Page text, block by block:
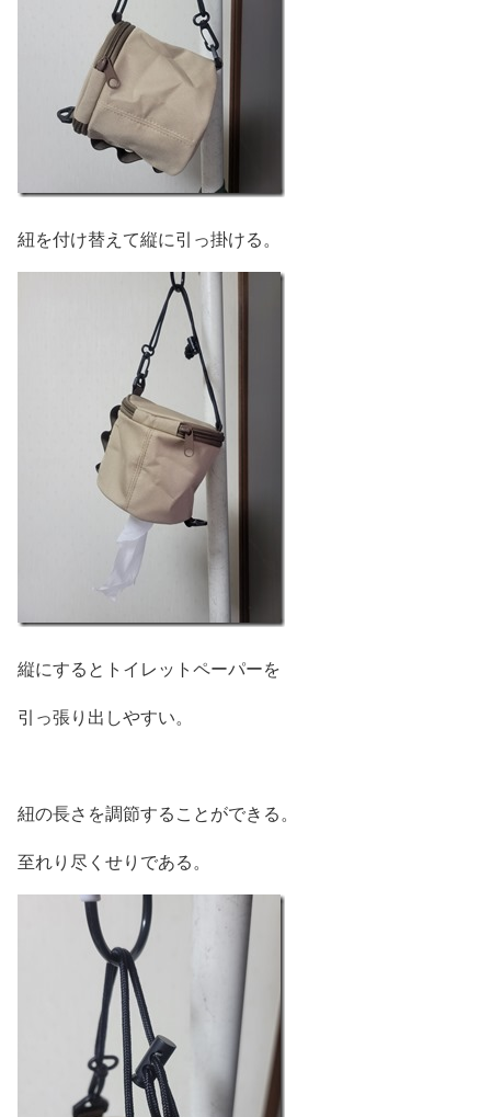
紐を付け替えて縦に引っ掛ける。
縦にするとトイレットペーパーを
引っ張り出しやすい。
紐の長さを調節することができる。
至れり尽くせりである。